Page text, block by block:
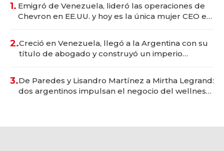
1. Emigró de Venezuela, lideró las operaciones de
Chevron en EE.UU. y hoy es la única mujer CEO en
2.Creció en Venezuela, llegó a la Argentina con su
título de abogado y construyó un imperio
3.De Paredes y Lisandro Martínez a Mirtha Legrand:
dos argentinos impulsan el negocio del wellness